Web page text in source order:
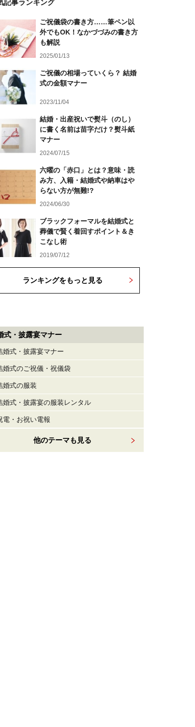
記事ランキング
ご祝儀袋の書き方……筆ペン以
外でもOK！なかづづみの書き方
も解説
2025/01/13
ご祝儀の相場っていくら？ 結婚
式の金額マナー
2023/11/04
結婚・出産祝いで熨斗（のし）
に書く名前は苗字だけ？熨斗紙
マナー
2024/07/15
六曜の「赤口」とは？意味・読
み方、入籍・結婚式や納車はや
らない方が無難!?
2024/06/30
ブラックフォーマルを結婚式と
葬儀で賢く着回すポイント＆き
こなし術
2019/07/12
ランキングをもっと見る
式・披露宴マナー
婚式・披露宴マナー
婚式のご祝儀・祝儀袋
婚式の服装
婚式・披露宴の服装レンタル
電・お祝い電報
他のテーマも見る